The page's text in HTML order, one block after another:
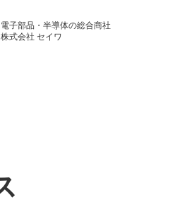
電子部品・半導体の総合商社
株式会社 セイワ